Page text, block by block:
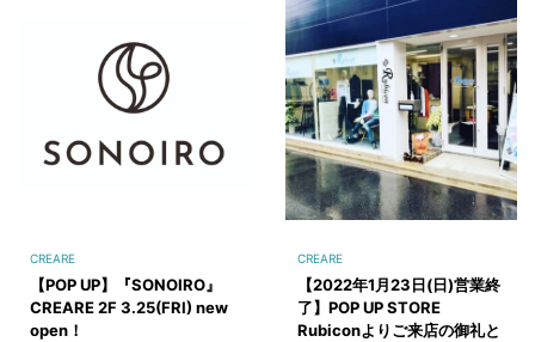
CREARE
【POP UP】『SONOIRO』
CREARE 2F 3.25(FRI) new
open！
CREARE
【2022年1月23日(日)営業終
了】POP UP STORE
Rubiconよりご来店の御礼と